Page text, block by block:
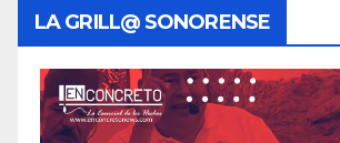
LA GRILL@ SONORENSE